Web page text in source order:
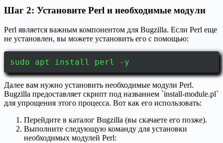
Шаг 2: Установите Perl и необходимые модули
Perl является важным компонентом для Bugzilla. Если Perl еще
не установлен, вы можете установить его с помощью:
sudo apt install perl -y
Далее вам нужно установить необходимые модули Perl.
Bugzilla предоставляет скрипт под названием `install-module.pl`
для упрощения этого процесса. Вот как его использовать:
Перейдите в каталог Bugzilla (вы скачаете его позже).
Выполните следующую команду для установки
необходимых модулей Perl: